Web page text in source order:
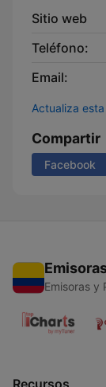
Sitio web
Teléfono:
Email:
Actualiza
Compartir
Facebook
Emisoras y
Recursos